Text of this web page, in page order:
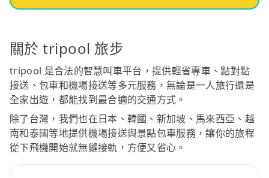
關於 tripool 旅步
tripool 是合法的智慧叫車平台，提供輕省專車、點對點
接送、包車和機場接送等多元服務，無論是一人旅行還是
全家出遊，都能找到最合適的交通方式。
除了台灣，我們也在日本、韓國、新加坡、馬來西亞、越
南和泰國等地提供機場接送與景點包車服務，讓你的旅程
從下飛機開始就無縫接軌，方便又省心。